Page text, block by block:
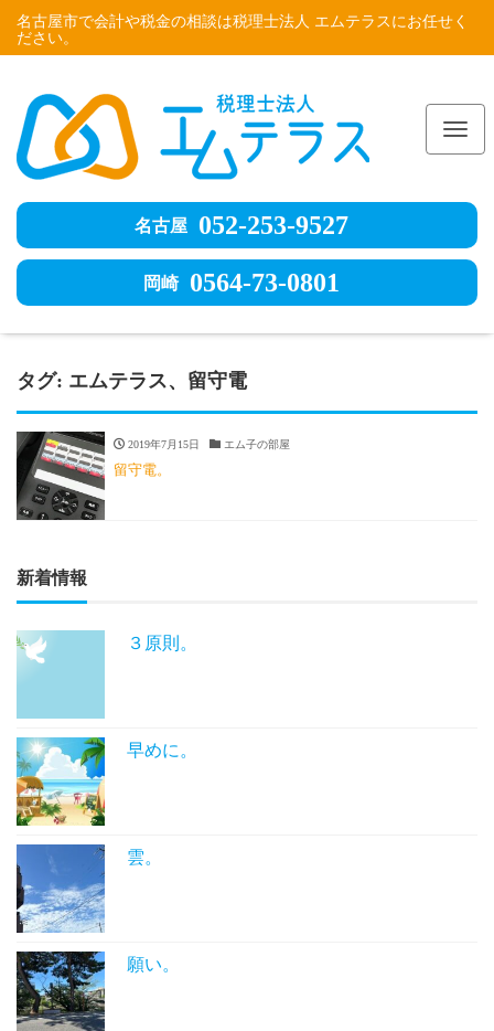
名古屋市で会計や税金の相談は税理士法人 エムテラスにお任せく
ださい。
名古屋 052-253-9527
岡崎 0564-73-0801
タグ: エムテラス、留守電
2019年7月15日 エム子の部屋
留守電。
新着情報
３原則。
早めに。
雲。
願い。